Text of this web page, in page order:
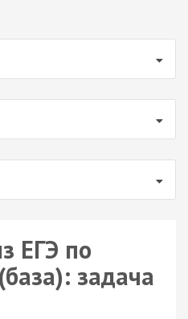
ЕГЭ по
задача